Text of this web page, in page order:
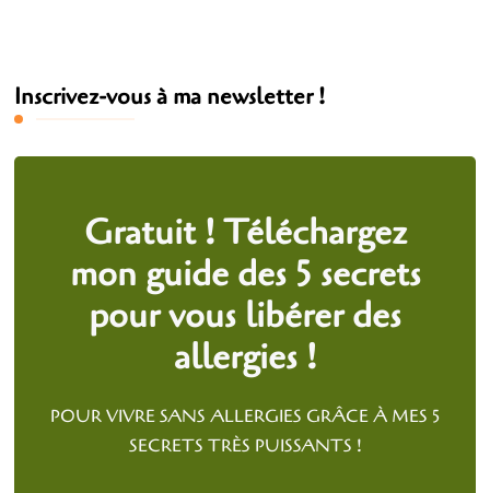
Inscrivez-vous à ma newsletter !
Gratuit ! Téléchargez
mon guide des 5 secrets
pour vous libérer des
allergies !
POUR VIVRE SANS ALLERGIES GRÂCE À MES 5
SECRETS TRÈS PUISSANTS !